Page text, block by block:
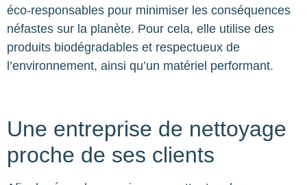
éco-responsables pour minimiser les conséquences
néfastes sur la planète. Pour cela, elle utilise des
produits biodégradables et respectueux de
l’environnement, ainsi qu’un matériel performant.
Une entreprise de nettoyage
proche de ses clients